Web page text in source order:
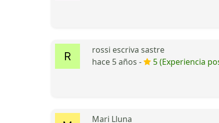
rossi escriva sastre
hace 5 años -
5 (Experiencia
Mari Lluna